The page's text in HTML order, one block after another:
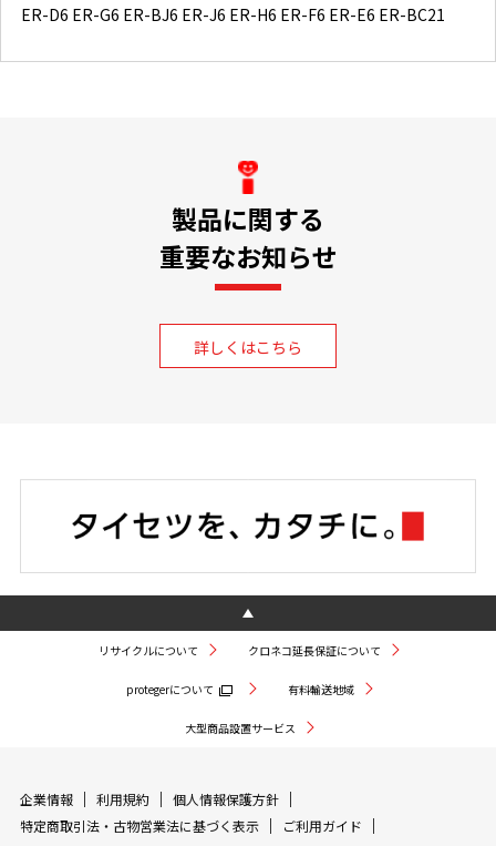
ER-D6 ER-G6 ER-BJ6 ER-J6 ER-H6 ER-F6 ER-E6 ER-BC21
製品に関する
重要なお知らせ
詳しくはこちら
リサイクルについて クロネコ延長保証について
protegerについて 有料輸送地域
大型商品設置サービス
企業情報 利用規約
個人情報保護方針
特定商取引法・古物営業法に基づく表示
ご利用ガイド